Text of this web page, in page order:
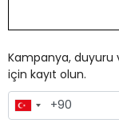
Kampanya, duyuru
için kayıt olun.